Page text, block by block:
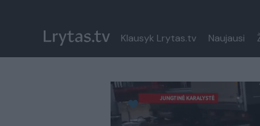
Klausyk Lrytas.tv Naujausi
Paremkite Ukrainą